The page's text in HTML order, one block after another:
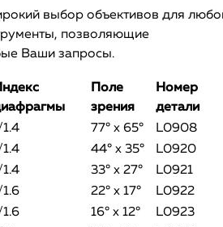
выбор объективов для
позволяющие
Ваши запросы.
Поле
зрения
Номер
детали
77° x 65°
L0908
44° x 35°
L0920
33° x 27°
L0921
22° x 17°
L0922
16° x 12°
L0923